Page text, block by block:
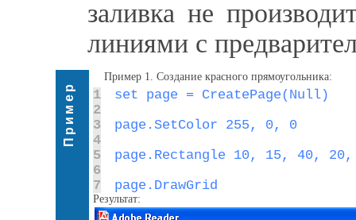
заливка не
линиями с
Пример
Пример 1. Создание красного прямоугольника:
1
2
3
page.SetColor 255, 0, 0
4
5
6
7
page.DrawGrid
Результат: